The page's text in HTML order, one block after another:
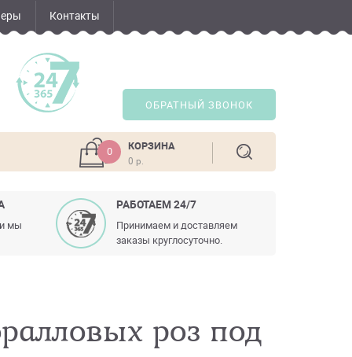
Контакты
ОБРАТНЫЙ ЗВОНОК
0 КОРЗИНА
0 р.
мы
РАБОТАЕМ 24/7
Принимаем и доставляем
заказы круглосуточно.
роз под